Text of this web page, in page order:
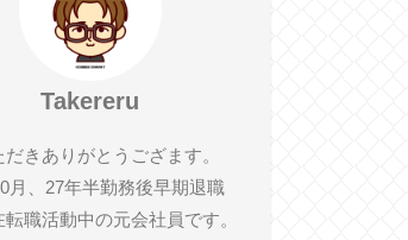
Takereru
だきありがとうござます。
月、27年半勤務後早期退職
転職活動中の元会社員です。